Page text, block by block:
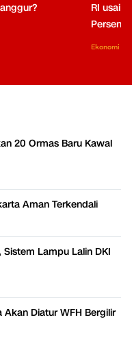
RI usai
Persen
Ekonomi
20 Ormas Baru Kawal
Aman Terkendali
Lampu Lalin DKI
Diatur WFH Bergilir